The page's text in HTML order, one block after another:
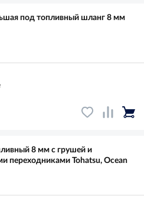
под топливный шланг 8 мм
8 мм с грушей и
переходниками Tohatsu, Ocean